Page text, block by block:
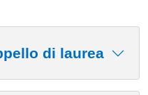
di laurea